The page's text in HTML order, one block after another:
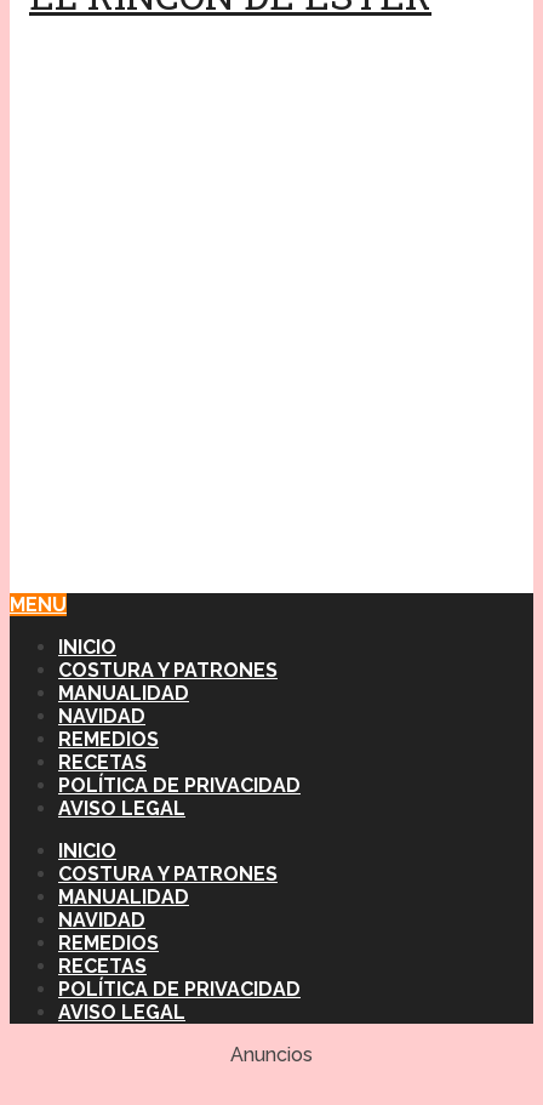
MENU
INICIO
COSTURA Y PATRONES
MANUALIDAD
NAVIDAD
REMEDIOS
RECETAS
POLÍTICA DE PRIVACIDAD
AVISO LEGAL
INICIO
COSTURA Y PATRONES
MANUALIDAD
NAVIDAD
REMEDIOS
RECETAS
POLÍTICA DE PRIVACIDAD
AVISO LEGAL
Anuncios